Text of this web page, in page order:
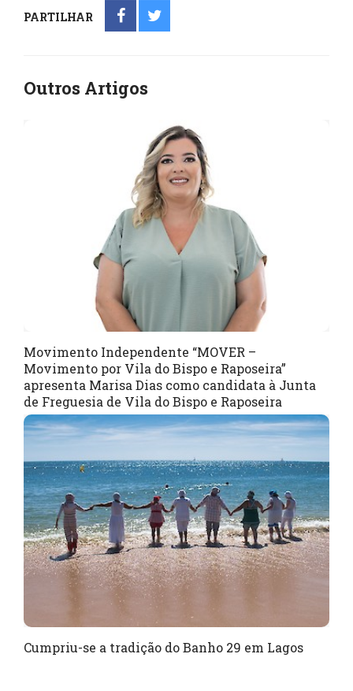
PARTILHAR
Outros Artigos
Movimento Independente “MOVER –
Movimento por Vila do Bispo e Raposeira”
apresenta Marisa Dias como candidata à Junta
de Freguesia de Vila do Bispo e Raposeira
Cumpriu-se a tradição do Banho 29 em Lagos